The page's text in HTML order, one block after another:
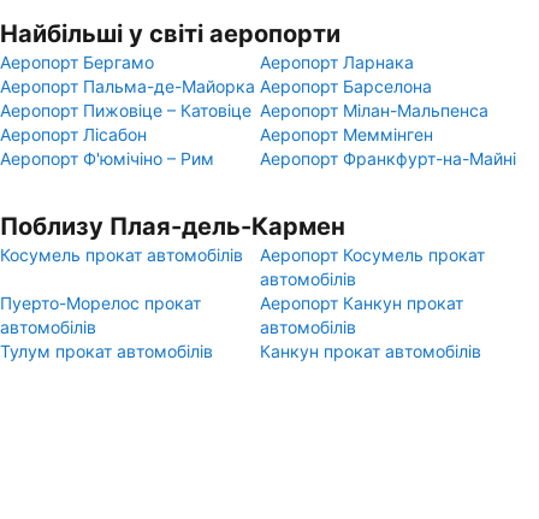
Найбільші у світі аеропорти
Аеропорт Бергамо
Аеропорт Ларнака
Аеропорт Пальма-де-Майорка Аеропорт Барселона
Аеропорт Пижовіце – Катовіце Аеропорт Мілан-Мальпенса
Аеропорт Лісабон
Аеропорт Меммінген
Аеропорт Ф'юмічіно – Рим
Аеропорт Франкфурт-на-Майні
Поблизу Плая-дель-Кармен
Косумель прокат автомобілів
Аеропорт Косумель прокат
автомобілів
Пуерто-Морелос прокат
автомобілів
Аеропорт Канкун прокат
автомобілів
Тулум прокат автомобілів
Канкун прокат автомобілів